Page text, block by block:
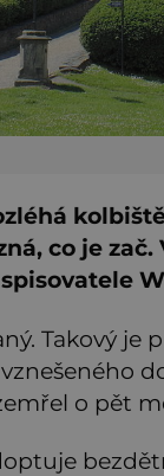
co je
Takový je
vznešeného
o pět